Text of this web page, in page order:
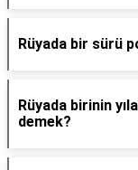
Rüyada bir sürü
Rüyada birinin
demek?